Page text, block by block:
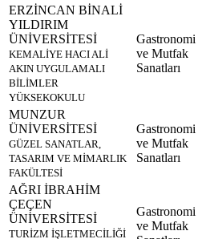
ERZİNCAN BİNALİ
YILDIRIM
ÜNİVERSİTESİ
KEMALİYE HACI ALİ
AKIN UYGULAMALI
BİLİMLER
YÜKSEKOKULU
Gastronomi
ve Mutfak
Sanatları
MUNZUR
ÜNİVERSİTESİ
GÜZEL SANATLAR,
TASARIM VE MİMARLIK
FAKÜLTESİ
Gastronomi
ve Mutfak
Sanatları
AĞRI İBRAHİM
ÇEÇEN
ÜNİVERSİTESİ
TURİZM İŞLETMECİLİĞİ
Gastronomi
ve Mutfak